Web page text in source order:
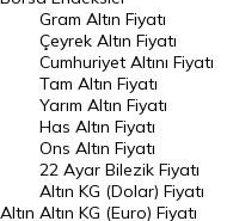
Raporlar
Endeksler
DÖVİZ
Döviz Kuru
Dolar Kuru
Altın
Gram Altın Fiyatı
Çeyrek Altın Fiyatı
Cumhuriyet Altını Fiyatı
Tam Altın Fiyatı
Yarım Altın Fiyatı
Has Altın Fiyatı
Ons Altın Fiyatı
22 Ayar Bilezik Fiyatı
Altın KG (Dolar) Fiyatı
Altın KG (Euro) Fiyatı